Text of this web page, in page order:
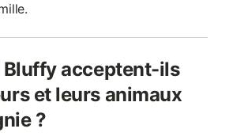
Bluffy acceptent-ils
et leurs animaux
?